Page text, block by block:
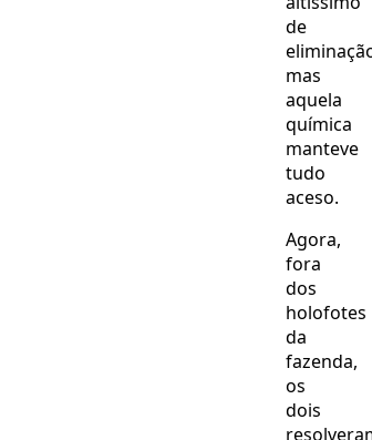
de
mas
aquela
química
manteve
tudo
aceso.
Agora,
fora
dos
holofotes
da
fazenda,
os
dois